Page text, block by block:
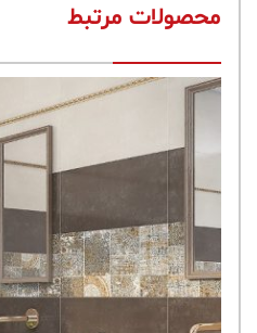
محصولات مرتبط